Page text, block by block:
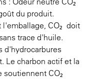
du produit.
l'emballage, CO₂ doit
trace d'huile.
d'hydrocarbures
Le charbon actif et la
CO₂